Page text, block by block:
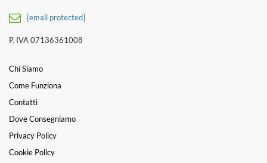
[email protected]
P. IVA 07136361008
Chi Siamo
Come Funziona
Contatti
Dove Consegniamo
Privacy Policy
Cookie Policy